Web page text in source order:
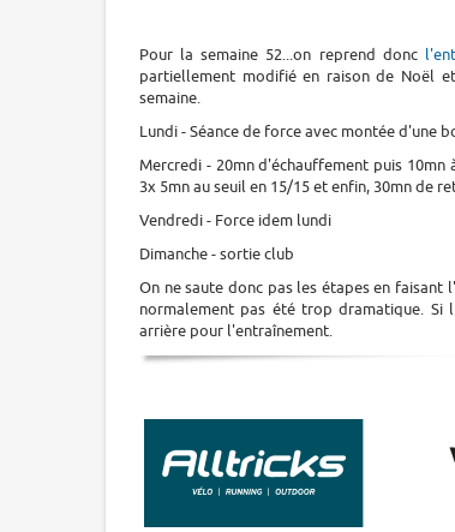
Pour la semaine 52...on reprend donc
partiellement modifié en raison de Noël
semaine.
Lundi - Séance de force avec montée d'une
Mercredi - 20mn d'échauffement puis
3x 5mn au seuil en 15/15 et enfin, 30mn de
Vendredi - Force idem lundi
Dimanche - sortie club
On ne saute donc pas les étapes en faisant
normalement pas été trop dramatique. Si
arrière pour l'entraînement.